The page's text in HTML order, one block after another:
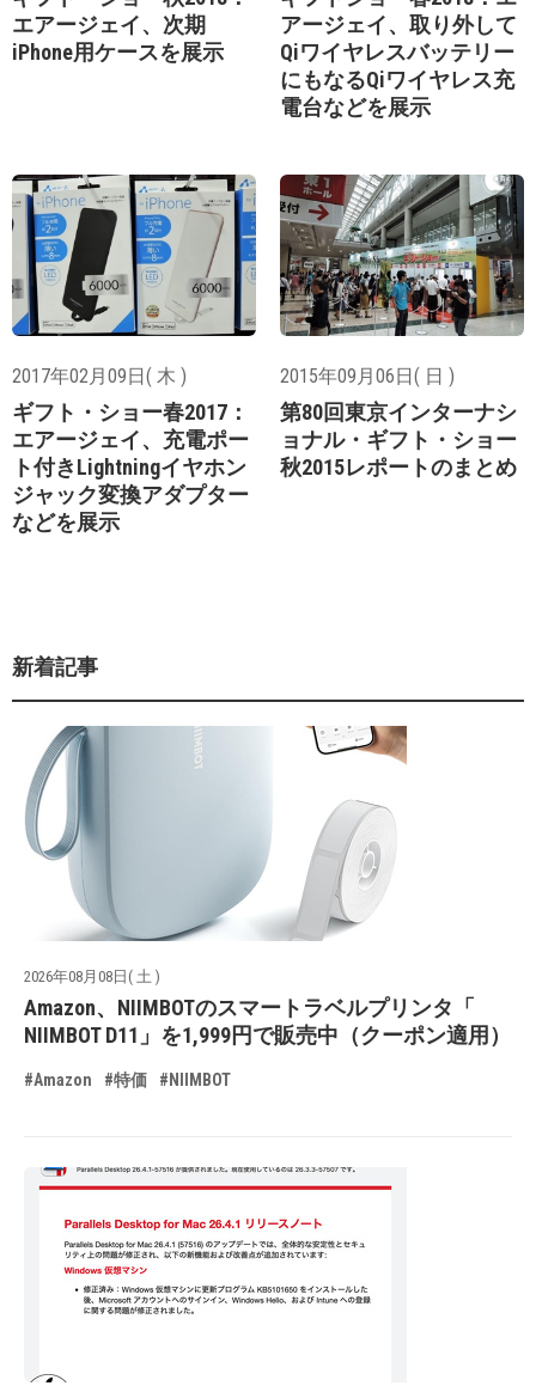
エアージェイ、次期
iPhone用ケースを展示
アージェイ、取り外して
Qiワイヤレスバッテリー
にもなるQiワイヤレス充
電台などを展示
2017年02月09日( 木 )
ギフト・ショー春2017：
エアージェイ、充電ポー
ト付きLightningイヤホン
ジャック変換アダプター
などを展示
2015年09月06日( 日 )
第80回東京インターナシ
ョナル・ギフト・ショー
秋2015レポートのまとめ
新着記事
2026年08月08日( 土 )
Amazon、NIIMBOTのスマートラベルプリンタ「
NIIMBOT D11」を1,999円で販売中（クーポン適用）
#Amazon #特価 #NIIMBOT